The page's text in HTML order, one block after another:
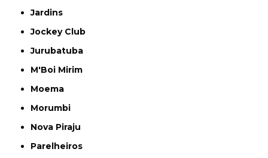
Jardins
Jockey Club
Jurubatuba
M'Boi Mirim
Moema
Morumbi
Nova Piraju
Parelheiros